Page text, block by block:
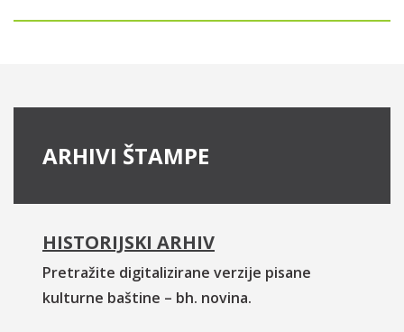
ARHIVI ŠTAMPE
HISTORIJSKI ARHIV
Pretražite digitalizirane verzije pisane
kulturne baštine – bh. novina.